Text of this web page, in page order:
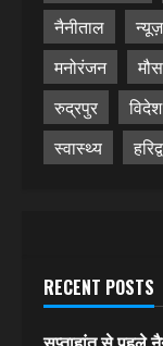
नैनीताल
न्यूज़
मनोरंजन
रुद्रपुर
विदेश
स्वास्थ्य
RECENT POSTS